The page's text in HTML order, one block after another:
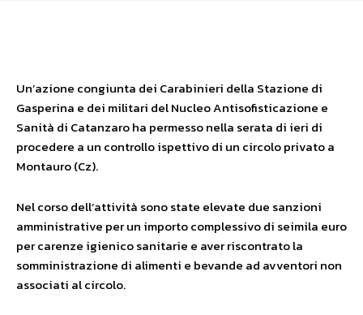
Un’azione congiunta dei Carabinieri della Stazione di
Gasperina e dei militari del Nucleo Antisofisticazione e
Sanità di Catanzaro ha permesso nella serata di ieri di
procedere a un controllo ispettivo di un circolo privato a
Montauro (Cz).
Nel corso dell’attività sono state elevate due sanzioni
amministrative per un importo complessivo di seimila euro
per carenze igienico sanitarie e aver riscontrato la
somministrazione di alimenti e bevande ad avventori non
associati al circolo.